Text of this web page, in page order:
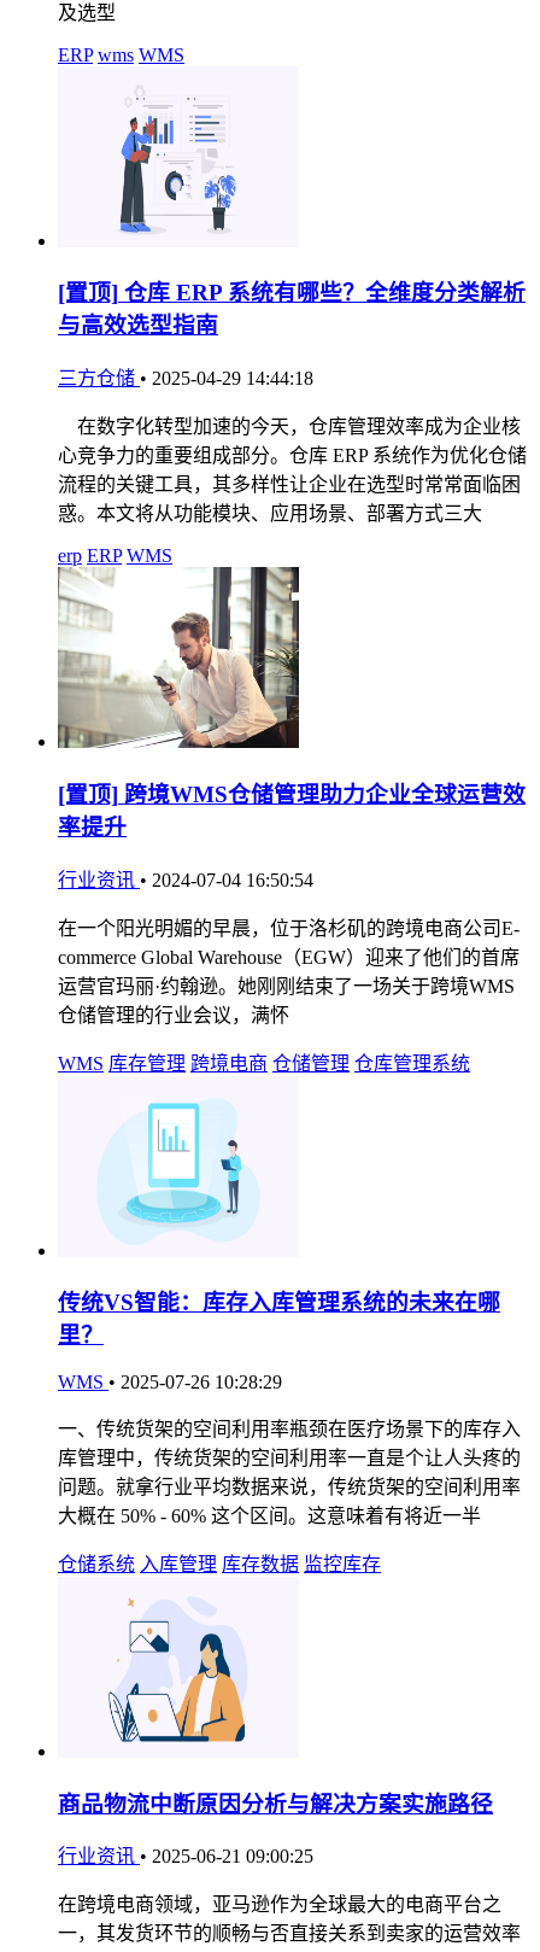
及选型
ERP wms WMS
[置顶] 仓库 ERP 系统有哪些？全维度分类解析
与高效选型指南
三方仓储 • 2025-04-29 14:44:18
在数字化转型加速的今天，仓库管理效率成为企业核
心竞争力的重要组成部分。仓库 ERP 系统作为优化仓储
流程的关键工具，其多样性让企业在选型时常常面临困
惑。本文将从功能模块、应用场景、部署方式三大
erp ERP WMS
[置顶] 跨境WMS仓储管理助力企业全球运营效
率提升
行业资讯 • 2024-07-04 16:50:54
在一个阳光明媚的早晨，位于洛杉矶的跨境电商公司E-
commerce Global Warehouse（EGW）迎来了他们的首席
运营官玛丽·约翰逊。她刚刚结束了一场关于跨境WMS
仓储管理的行业会议，满怀
WMS 库存管理 跨境电商 仓储管理 仓库管理系统
传统VS智能：库存入库管理系统的未来在哪
里？
WMS • 2025-07-26 10:28:29
一、传统货架的空间利用率瓶颈在医疗场景下的库存入
库管理中，传统货架的空间利用率一直是个让人头疼的
问题。就拿行业平均数据来说，传统货架的空间利用率
大概在 50% - 60% 这个区间。这意味着有将近一半
仓储系统 入库管理 库存数据 监控库存
商品物流中断原因分析与解决方案实施路径
行业资讯 • 2025-06-21 09:00:25
在跨境电商领域，亚马逊作为全球最大的电商平台之
一，其发货环节的顺畅与否直接关系到卖家的运营效率